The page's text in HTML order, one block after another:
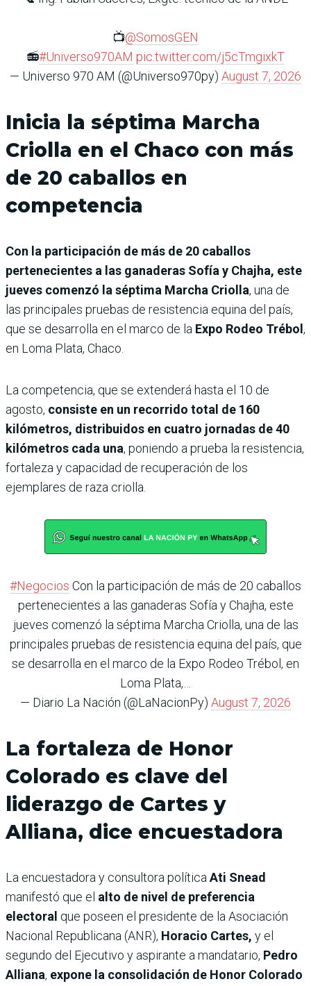
📺@SomosGEN
📻#Universo970AM pic.twitter.com/j5cTmgixkT
— Universo 970 AM (@Universo970py) August 7, 2026
Inicia la séptima Marcha
Criolla en el Chaco con más
de 20 caballos en
competencia
Con la participación de más de 20 caballos
pertenecientes a las ganaderas Sofía y Chajha, este
jueves comenzó la séptima Marcha Criolla, una de
las principales pruebas de resistencia equina del país,
que se desarrolla en el marco de la Expo Rodeo Trébol ,
en Loma Plata, Chaco.
La competencia, que se extenderá hasta el 10 de
agosto, consiste en un recorrido total de 160
kilómetros, distribuidos en cuatro jornadas de 40
kilómetros cada una, poniendo a prueba la resistencia,
fortaleza y capacidad de recuperación de los
ejemplares de raza criolla.
#Negocios Con la participación de más de 20 caballos
pertenecientes a las ganaderas Sofía y Chajha, este
jueves comenzó la séptima Marcha Criolla, una de las
principales pruebas de resistencia equina del país, que
se desarrolla en el marco de la Expo Rodeo Trébol, en
Loma Plata,…
— Diario La Nación (@LaNacionPy) August 7, 2026
La fortaleza de Honor
Colorado es clave del
liderazgo de Cartes y
Alliana, dice encuestadora
La encuestadora y consultora políticaAti Snead
manifestó que el alto de nivel de preferencia
electoral que poseen el presidente de la Asociación
Nacional Republicana (ANR), Horacio Cartes, y el
segundo del Ejecutivo y aspirante a mandatario, Pedro
Alliana, expone la consolidación de Honor Colorado